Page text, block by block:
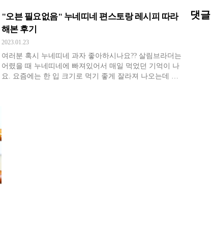
"오븐 필요없음" 누네띠네 편스토랑 레시피 따라
해본 후기
2023.01.23
여러분 혹시 누네띠네 과자 좋아하시나요?? 살림브라더는
어렸을 때 누네띠네에 빠져있어서 매일 먹었던 기억이 나
요. 요즘에는 한 입 크기로 먹기 좋게 잘라져 나오는데 단
댓